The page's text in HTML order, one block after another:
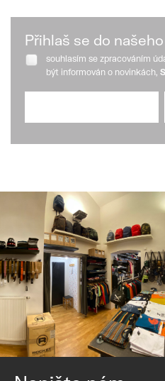
Přihlaš se do
souhlasím se zpracováním
být informován o novinkách,